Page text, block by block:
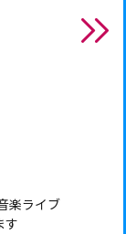
楽ライブ
す